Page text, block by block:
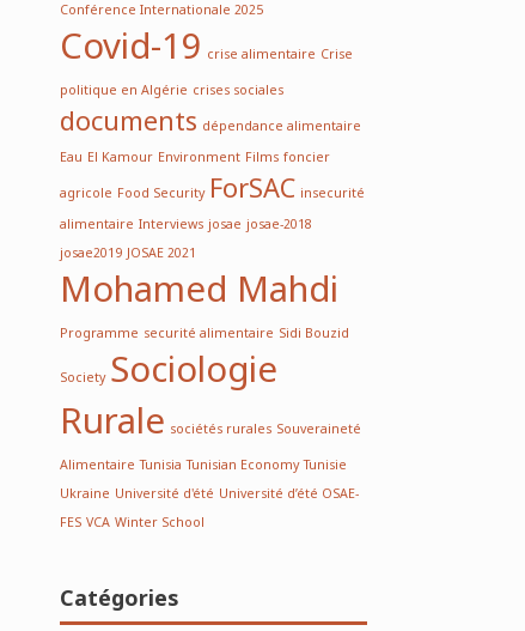
Conférence Internationale 2025
Covid-19 crise alimentaire Crise
politique en Algérie crises sociales
documents dépendance alimentaire
Eau El Kamour Environment Filmsfoncier
agricole Food Security ForSAC insecurité
alimentaire Interviewsjosae josae-2018
josae2019JOSAE 2021
Mohamed Mahdi
Programme securité alimentaire Sidi Bouzid
Society Sociologie
Rurale sociétés rurales Souveraineté
Alimentaire Tunisia Tunisian EconomyTunisie
Ukraine Université d'été Université d’été OSAE-
FESVCAWinter School
Catégories